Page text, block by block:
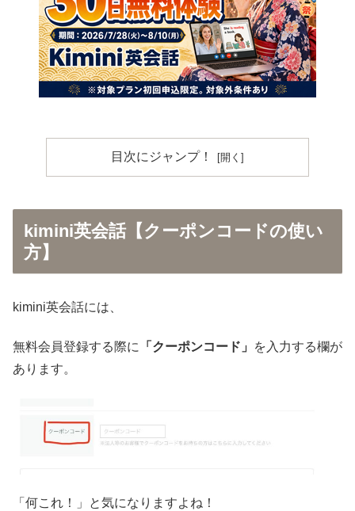
目次にジャンプ！
kimini英会話【クーポンコードの使い
方】
kimini英会話には、
無料会員登録する際に 「クーポンコード」
を入力する欄が
あります。
「何これ！」と気になりますよね！